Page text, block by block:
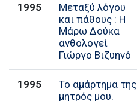
1995
Μεταξύ λόγου
και πάθους : Η
Μάρω Δούκα
ανθολογεί
Γιώργο Βιζυηνό
1995
Το αμάρτημα της
μητρός μου.